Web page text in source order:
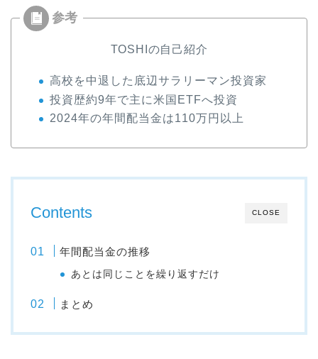
TOSHIの自己紹介
高校を中退した底辺サラリーマン投資家
投資歴約9年で主に米国ETFへ投資
2024年の年間配当金は110万円以上
CLOSE
Contents
年間配当金の推移
あとは同じことを繰り返すだけ
まとめ